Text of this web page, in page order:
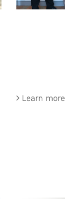
Learn more